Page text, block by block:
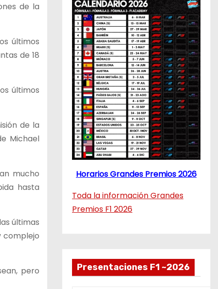
de la
últimos
de 18
últimos
de la
Michael
mucho
hasta
últimas
complejo
pero
Horarios Grandes Premios 2026
Toda la información Grandes
Premios F1 2026
Presentaciones F1 ~2026